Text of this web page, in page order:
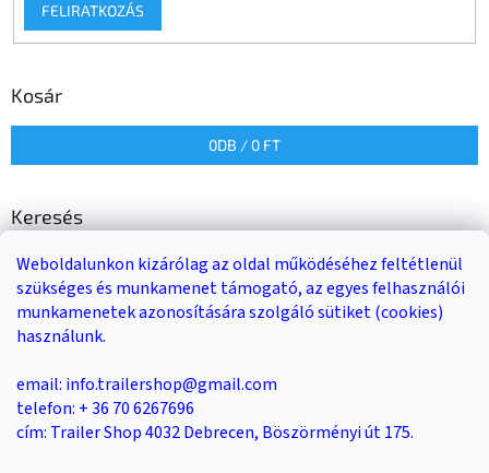
Weboldalunkon kizárólag az oldal működéséhez feltétlenül
szükséges és munkamenet támogató, az egyes felhasználói
munkamenetek azonosítására szolgáló sütiket (cookies)
használunk.
email: info.trailershop@gmail.com
telefon: + 36 70 6267696
cím: Trailer Shop 4032 Debrecen, Böszörményi út 175.
FELIRATKOZÁS
Kosár
0DB / 0 FT
Keresés
KERESÉS